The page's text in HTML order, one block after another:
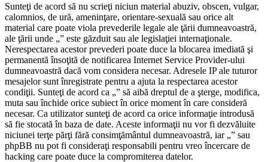
Sunteţi de acord să nu scrieţi niciun material abuziv, obscen, vulgar,
calomnios, de ură, ameninţare, orientare-sexuală sau orice alt
material care poate viola prevederile legale ale ţării dumneavoastră,
ale ţării unde „” este găzduit sau ale legislaţiei internaţionale.
Nerespectarea acestor prevederi poate duce la blocarea imediată şi
permanentă însoţită de notificarea Internet Service Provider-ului
dumneavoastră dacă vom considera necesar. Adresele IP ale tuturor
mesajelor sunt înregistrate pentru a ajuta la respectarea acestor
condiţii. Sunteţi de acord ca „” să aibă dreptul de a şterge, modifica,
muta sau închide orice subiect în orice moment în care consideră
necesar. Ca utilizator sunteţi de acord ca orice informaţie introdusă
să fie stocată în baza de date. Aceste informaţii nu vor fi dezvăluite
niciunei terţe părţi fără consimţământul dumneavoastră, iar „” sau
phpBB nu pot fi consideraţi responsabili pentru vreo încercare de
hacking care poate duce la compromiterea datelor.